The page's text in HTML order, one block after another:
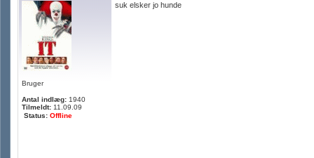
Bruger
Antal indlæg: 1940
Tilmeldt: 11.09.09
Status: Offline
suk elsker jo hunde